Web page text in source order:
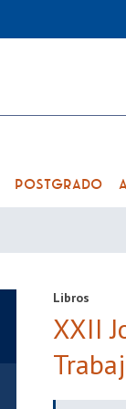
POSTGRADO
Libros
XXII